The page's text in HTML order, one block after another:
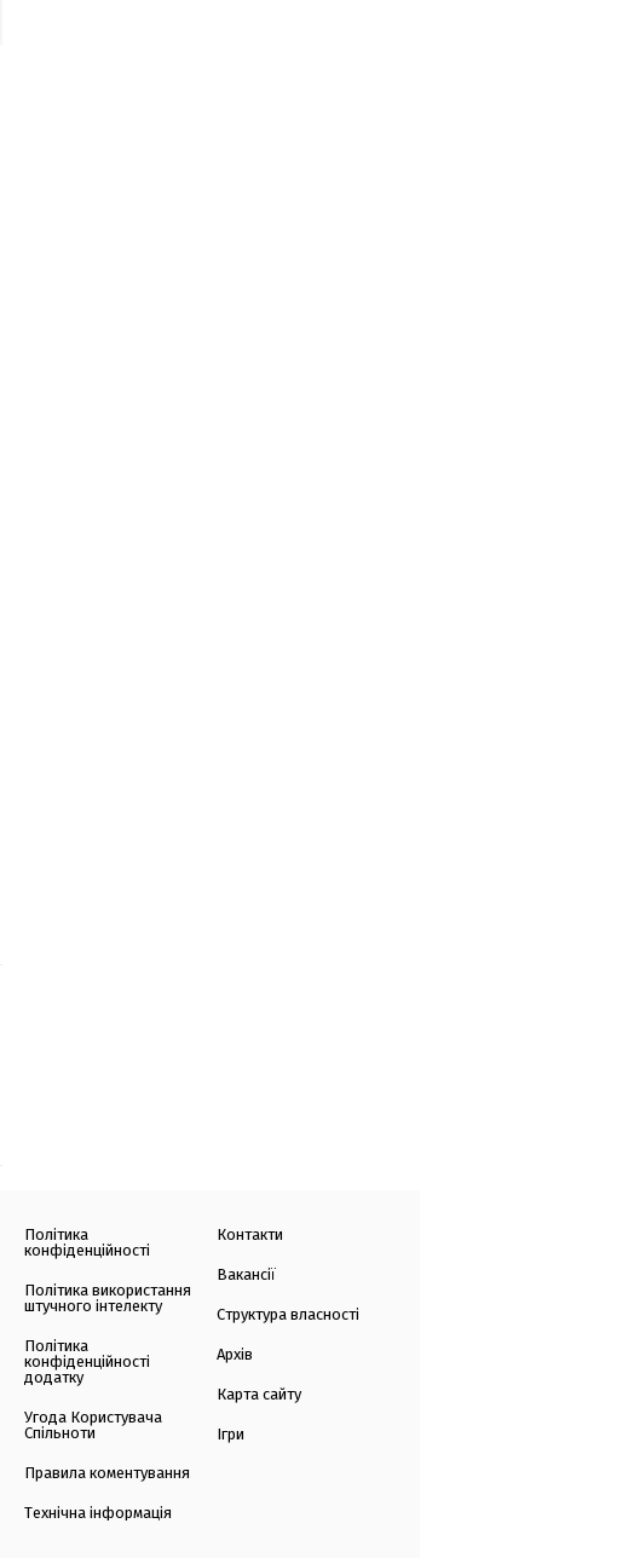
Політика
конфіденційності
Політика використання
штучного інтелекту
Політика
конфіденційності
додатку
Угода Користувача
Спільноти
Правила коментування
Технічна інформація
Контакти
Вакансії
Структура власності
Архів
Карта сайту
Ігри